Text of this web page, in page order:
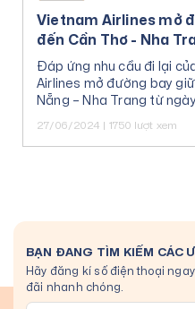
Vietnam Airlines mở
đến Cần Thơ - Nha
Đáp ứng nhu cầu đi lại
Airlines mở đường bay
Nẵng – Nha Trang từ
dành tặng ưu đãi giá vé
27/06/2024 | 1750 lượt xem
BẠN ĐANG TÌM KIẾM CÁC
Hãy đăng kí số điện thoại
đãi nhanh chóng.